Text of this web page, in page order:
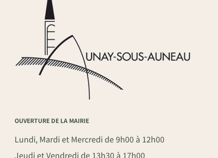
OUVERTURE DE LA MAIRIE
Lundi, Mardi et Mercredi de 9h00 à 12h00
Jeudi et Vendredi de 13h30 à 17h00